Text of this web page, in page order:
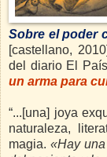
Sobre el poder
[castellano,
del diario El
un arma para
“...[una] joya
naturaleza,
magia. «Hay